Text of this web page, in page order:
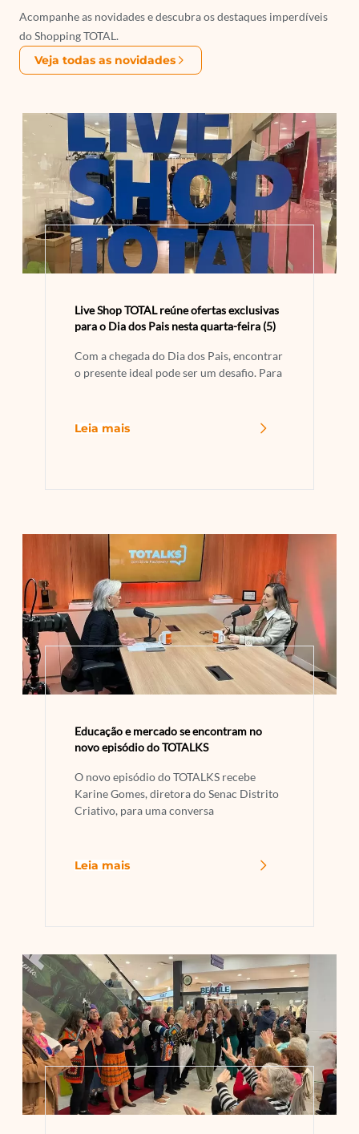
Acompanhe as novidades e descubra os destaques imperdíveis
do Shopping TOTAL.
Veja todas as novidades
Live Shop TOTAL reúne ofertas exclusivas
para o Dia dos Pais nesta quarta-feira (5)
Com a chegada do Dia dos Pais, encontrar
o presente ideal pode ser um desafio. Para
Leia mais
Educação e mercado se encontram no
novo episódio do TOTALKS
O novo episódio do TOTALKS recebe
Karine Gomes, diretora do Senac Distrito
Criativo, para uma conversa
Leia mais